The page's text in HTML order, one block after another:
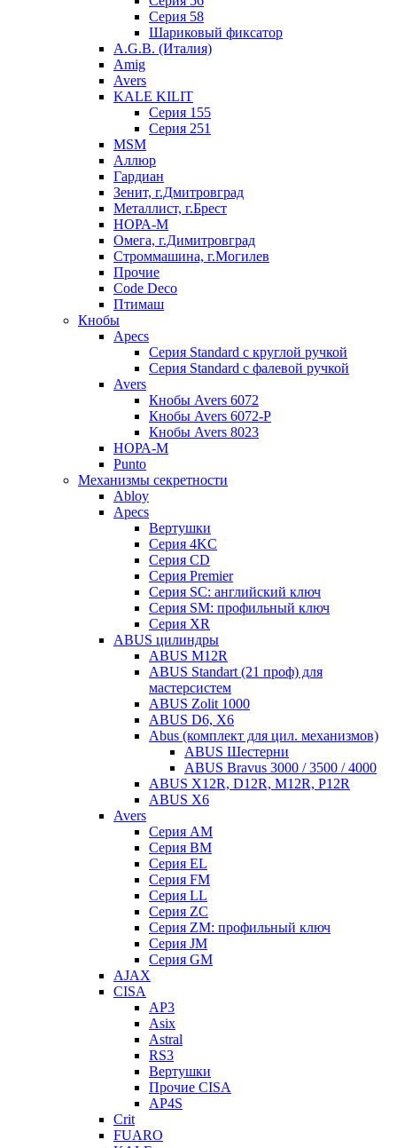
Серия 58
Шариковый фиксатор
A.G.B. (Италия)
Amig
Avers
KALE KILIT
Серия 155
Серия 251
MSM
Аллюр
Гардиан
Зенит, г.Дмитровград
Металлист, г.Брест
НОРА-М
Омега, г.Димитровград
Строммашина, г.Могилев
Прочие
Code Deco
Птимаш
Кнобы
Apecs
Серия Standard с круглой ручкой
Серия Standard с фалевой ручкой
Avers
Кнобы Avers 6072
Кнобы Avers 6072-P
Кнобы Avers 8023
НОРА-М
Punto
Механизмы секретности
Abloy
Apecs
Вертушки
Серия 4KC
Серия CD
Серия Premier
Серия SC: английский ключ
Серия SM: профильный ключ
Серия XR
ABUS цилиндры
ABUS M12R
ABUS Standart (21 проф) для
мастерсистем
ABUS Zolit 1000
ABUS D6, X6
Abus (комплект для цил. механизмов)
ABUS Шестерни
ABUS Bravus 3000 / 3500 / 4000
ABUS X12R, D12R, M12R, P12R
ABUS X6
Avers
Серия AM
Серия BM
Серия EL
Серия FM
Серия LL
Серия ZC
Серия ZM: профильный ключ
Серия JM
Серия GM
AJAX
CISA
AP3
Asix
Astral
RS3
Вертушки
Прочие CISA
AP4S
Crit
FUARO